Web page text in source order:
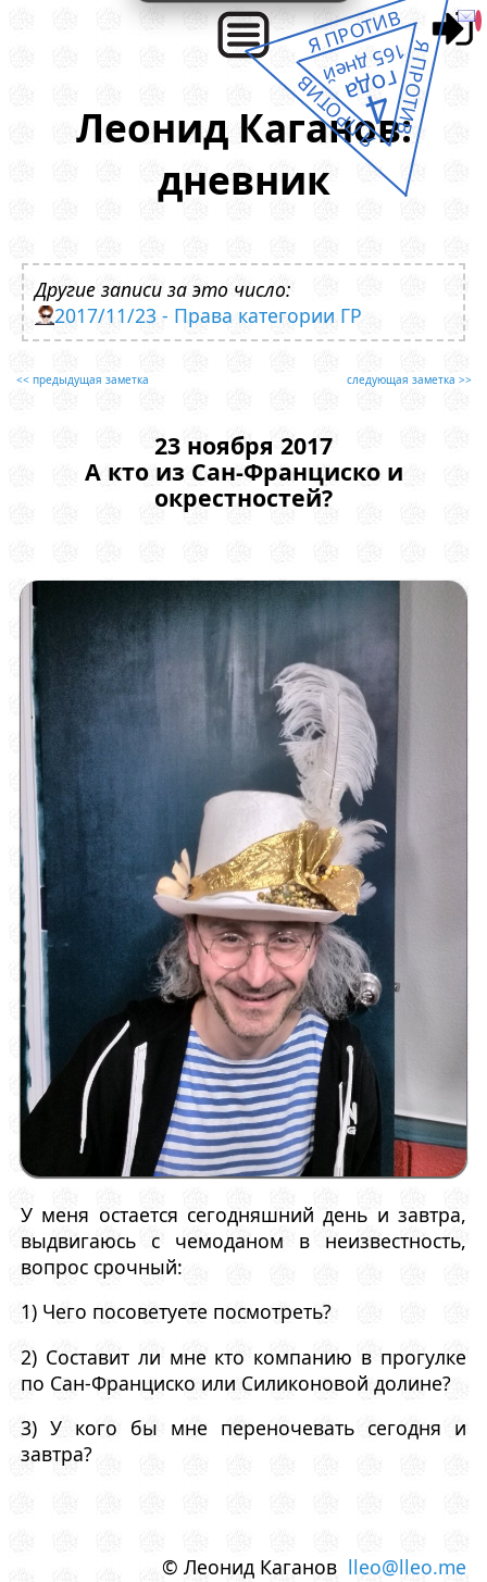
Леонид Каганов:
дневник
Другие записи за это число:
2017/11/23 - Права категории ГР
<< предыдущая заметка следующая заметка >>
23 ноября 2017
А кто из Сан-Франциско и
окрестностей?
У меня остается сегодняшний день и завтра,
выдвигаюсь с чемоданом в неизвестность,
вопрос срочный:
1) Чего посоветуете посмотреть?
2) Составит ли мне кто компанию в прогулке
по Сан-Франциско или Силиконовой долине?
3) У кого бы мне переночевать сегодня и
завтра?
© Леонид Каганов lleo@lleo.me
Я ПРОТИВ
Я ПРОТИВ
Я ПРОТИВ
4
года
165 дней